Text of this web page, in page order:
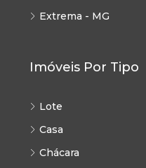
Extrema - MG
Imóveis Por Tipo
Lote
Casa
Chácara